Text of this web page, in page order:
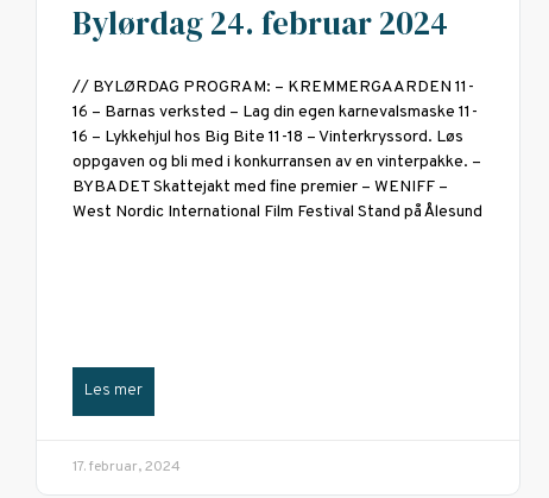
Bylørdag 24. februar 2024
// BYLØRDAG PROGRAM: – KREMMERGAARDEN 11-
16 – Barnas verksted – Lag din egen karnevalsmaske 11-
16 – Lykkehjul hos Big Bite 11-18 – Vinterkryssord. Løs
oppgaven og bli med i konkurransen av en vinterpakke. –
BYBADET Skattejakt med fine premier – WENIFF –
West Nordic International Film Festival Stand på Ålesund
Les mer
17. februar, 2024